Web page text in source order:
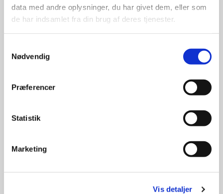
data med andre oplysninger, du har givet dem, eller som
de har indsamlet fra din brug af deres tjenester.
Nødvendig
Præferencer
Statistik
Marketing
Vis detaljer
Læs mere her